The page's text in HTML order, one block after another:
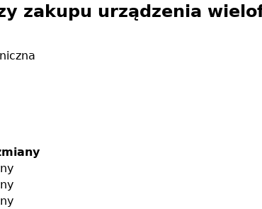
zakupu urządzenia